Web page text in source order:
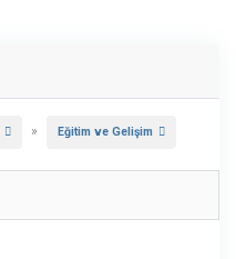
» Eğitim ve Gelişim